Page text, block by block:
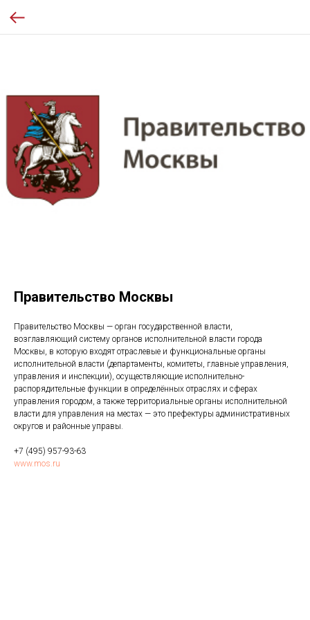
Правительство Москвы
Правительство Москвы — орган государственной власти,
возглавляющий систему органов исполнительной власти города
Москвы, в которую входят отраслевые и функциональные органы
исполнительной власти (департаменты, комитеты, главные управления,
управления и инспекции), осуществляющие исполнительно-
распорядительные функции в определённых отраслях и сферах
управления городом, а также территориальные органы исполнительной
власти для управления на местах — это префектуры административных
округов и районные управы.
+7 (495) 957-93-63
www.mos.ru